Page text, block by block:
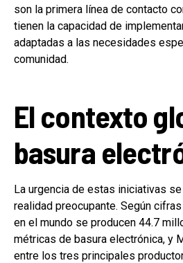
son la primera línea de contacto
tienen la capacidad de
adaptadas a las necesidades
comunidad.
El contexto
basura
La urgencia de estas iniciativas se
realidad preocupante. Según
en el mundo se producen 44.7
métricas de basura electrónica, y
entre los tres principales